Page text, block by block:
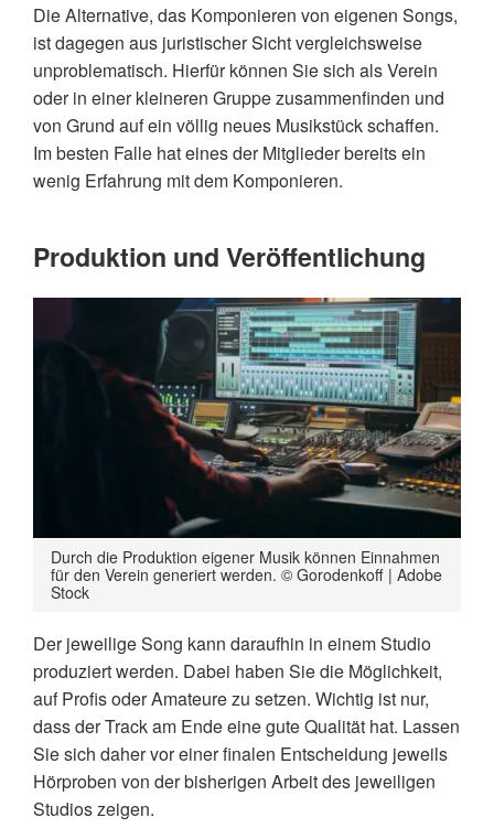
Die Alternative, das Komponieren von eigenen Songs,
ist dagegen aus juristischer Sicht vergleichsweise
unproblematisch. Hierfür können Sie sich als Verein
oder in einer kleineren Gruppe zusammenfinden und
von Grund auf ein völlig neues Musikstück schaffen.
Im besten Falle hat eines der Mitglieder bereits ein
wenig Erfahrung mit dem Komponieren.
Produktion und Veröffentlichung
Durch die Produktion eigener Musik können Einnahmen
für den Verein generiert werden. © Gorodenkoff | Adobe
Stock
Der jeweilige Song kann daraufhin in einem Studio
produziert werden. Dabei haben Sie die Möglichkeit,
auf Profis oder Amateure zu setzen. Wichtig ist nur,
dass der Track am Ende eine gute Qualität hat. Lassen
Sie sich daher vor einer finalen Entscheidung jeweils
Hörproben von der bisherigen Arbeit des jeweiligen
Studios zeigen.